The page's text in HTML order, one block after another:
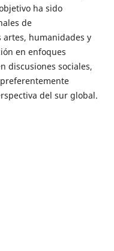
ha sido
de
artes, humanidades y
en enfoques
discusiones sociales,
del sur global.